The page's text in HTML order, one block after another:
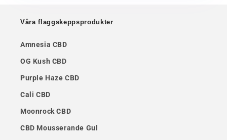
Våra flaggskeppsprodukter
Amnesia CBD
OG Kush CBD
Purple Haze CBD
Cali CBD
Moonrock CBD
CBD Mousserande Gul